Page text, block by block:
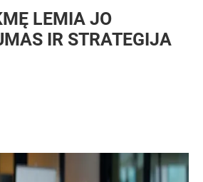
LEMIA JO
IR STRATEGIJA